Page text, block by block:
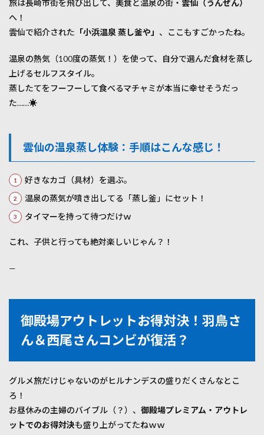
たい
じゃ
ん！
旅は長崎市街を飛び出して、美食と温泉の街・ 雲仙（うんぜん）
へ！
雲仙で紹介された 「小浜温泉 蒸し釜や」 、ここもすごかったね。
温泉の熱気（100度の蒸気！）を使って、自分で選んだ食材を蒸し
上げるセルフスタイル。
蒸したてをフーフーして食べるマチャミが本当に幸せそうだっ
た……☀️
雲仙の温泉蒸し体験：手順はこんな感じ！
好きなカゴ（具材）を選ぶ。
温泉の蒸気が噴き出してる「蒸し釜」にセット！
タイマーを持って待つだけｗ
これ、子供と行っても絶対楽しいじゃん？！
—
御殿場アウトレットお得対決！羽鳥さ
ん＆西尾さんコンビが復活？
グルメ旅だけじゃないのがヒルナンデスの盛りだくさんなとこ
ろ！
お昼休みの主婦のバイブル（？）、 御殿場プレミアム・アウトレ
ットでのお得対決も盛り上がってたねｗｗ